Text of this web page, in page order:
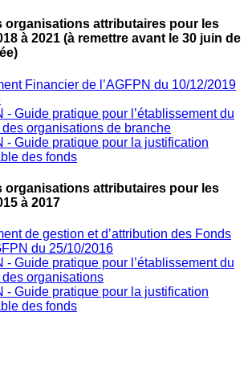
organisations attributaires pour les
à 2021 (à remettre avant le 30 juin de
Financier de l’AGFPN du 10/12/2019
‐ Guide pratique pour l’établissement du
des organisations de branche
‐ Guide pratique pour la justification
des fonds
organisations attributaires pour les
à 2017
de gestion et d’attribution des Fonds
du 25/10/2016
‐ Guide pratique pour l’établissement du
des organisations
‐ Guide pratique pour la justification
des fonds